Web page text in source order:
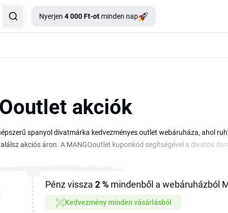
Nyerjen 4 000 Ft-ot minden nap
akciók
spanyol divatmárka kedvezményes outlet webáruháza, ahol
akciós áron. A MANGOoutlet kuponkód segítségével a divatos
MANGOoutlet kupon beváltásával a kosárban csökkentheted a
Amikor MANGOoutlet kedvezmény érhető el, azt szintén itt jelezzük, a
Pénz vissza 2 % mindenből a webáruházból
Kedvezmény minden vásárlásból